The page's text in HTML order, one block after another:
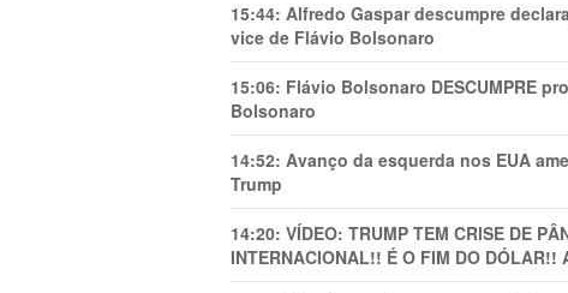
15:44: Alfredo Gaspar descumpre
vice de Flávio Bolsonaro
15:06: Flávio Bolsonaro DESCUMPRE
Bolsonaro
14:52: Avanço da esquerda nos EUA
Trump
14:20: VÍDEO: TRUMP TEM CRlSE DE
INTERNACIONAL!! É O FIM DO DÓLAR!!